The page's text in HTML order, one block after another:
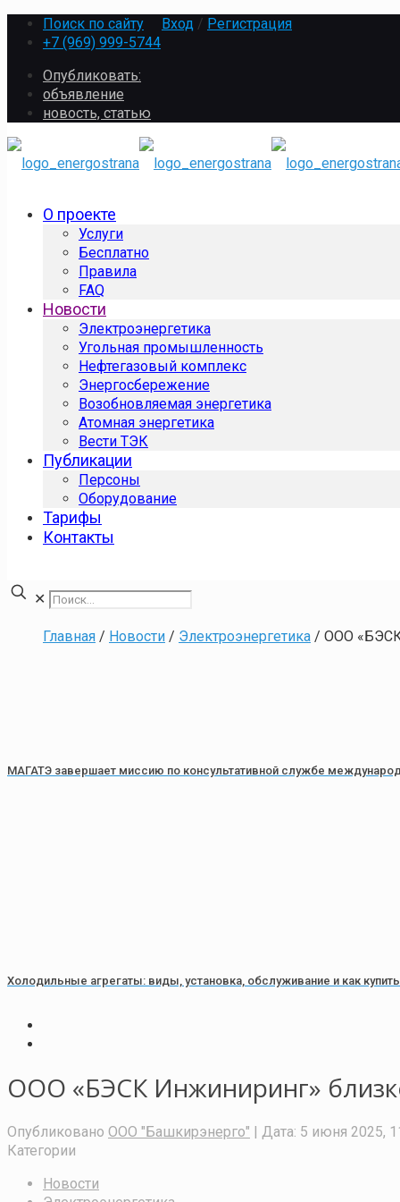
Поиск по сайту Вход / Регистрация
+7 (969) 999-5744
Опубликовать:
объявление
новость, статью
О проекте
Услуги
Бесплатно
Правила
FAQ
Новости
Электроэнергетика
Угольная промышленность
Нефтегазовый комплекс
Энергосбережение
Возобновляемая энергетика
Атомная энергетика
Вести ТЭК
Публикации
Персоны
Оборудование
Тарифы
Контакты
✕
Главная / Новости / Электроэнергетика / ООО «БЭСК
МАГАТЭ завершает миссию по консультативной службе
Холодильные агрегаты: виды, установка, обслуживание и как купить
ООО «БЭСК Инжиниринг»
Опубликовано ООО "Башкирэнерго" | Дата: 5 июня 2025,
Категории
Новости